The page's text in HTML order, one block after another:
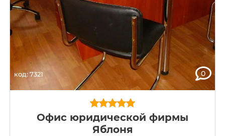
код: 7321 0
Офис юридической фирмы
Яблоня